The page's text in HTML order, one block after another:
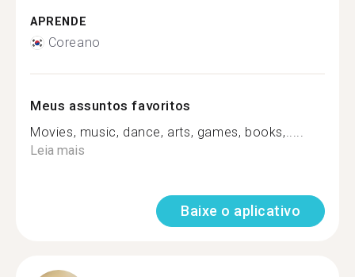
APRENDE
Coreano
Meus assuntos favoritos
Movies, music, dance, arts, games, books,.....
Leia mais
Baixe o aplicativo